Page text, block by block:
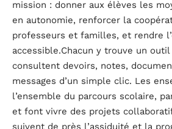
mission : donner aux élèves les
en autonomie, renforcer la
professeurs et familles, et rendre
accessible.Chacun y trouve un
consultent devoirs, notes,
messages d’un simple clic. Les
l’ensemble du parcours scolaire,
et font vivre des projets
suivent de près l’assiduité et la